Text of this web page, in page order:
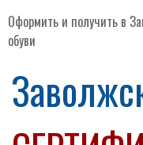
Оформить и получить в
обуви